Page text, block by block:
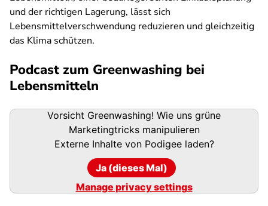
und der richtigen Lagerung, lässt sich
Lebensmittelverschwendung reduzieren und gleichzeitig
das Klima schützen.
Podcast zum Greenwashing bei
Lebensmitteln
Podigee-Vorsicht Greenwashing! Wie uns grüne
Marketingtricks manipulieren
Externe Inhalte von Podigeeladen?
Ja (dieses Mal)
Manage privacy settings